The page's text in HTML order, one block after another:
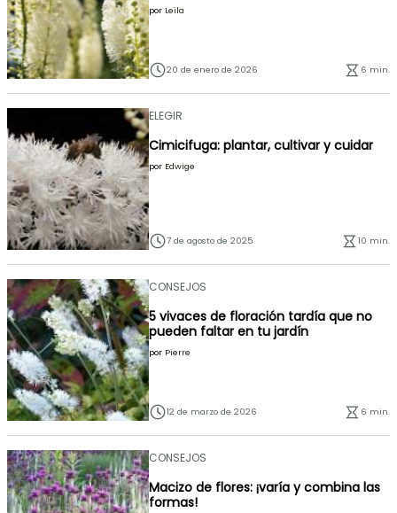
por Leïla
20 de enero de 2026 6 min.
ELEGIR
Cimicifuga: plantar, cultivar y cuidar
por Edwige
7 de agosto de 2025 10 min.
CONSEJOS
5 vivaces de floración tardía que no
pueden faltar en tu jardín
por Pierre
12 de marzo de 2026 6 min.
CONSEJOS
Macizo de flores: ¡varía y combina las
formas!